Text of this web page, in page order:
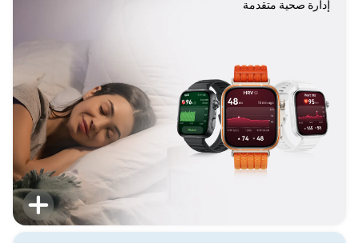
إدارة صحية متقدمة